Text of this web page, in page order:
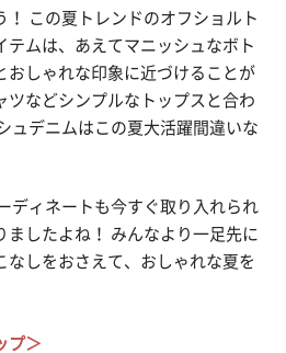
！ この夏トレンドのオフショルト
テムは、あえてマニッシュなボト
おしゃれな印象に近づけることが
ツなどシンプルなトップスと合わ
ュデニムはこの夏大活躍間違いな
ディネートも今すぐ取り入れられ
ましたよね！ みんなより一足先に
なしをおさえて、おしゃれな夏を
プ＞